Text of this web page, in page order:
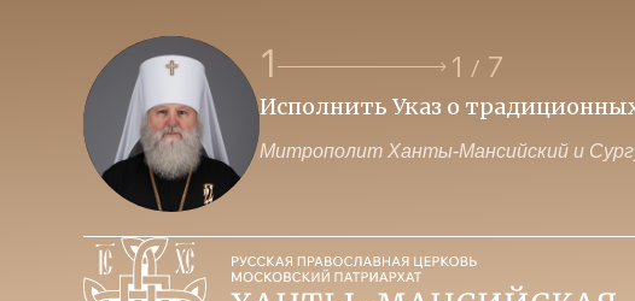
1 1 / 7
Исполнить Указ о
Митрополит Ханты-Мансийский и